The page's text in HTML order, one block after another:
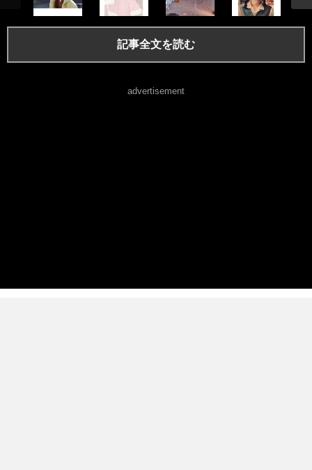
記事全文を読む
advertisement